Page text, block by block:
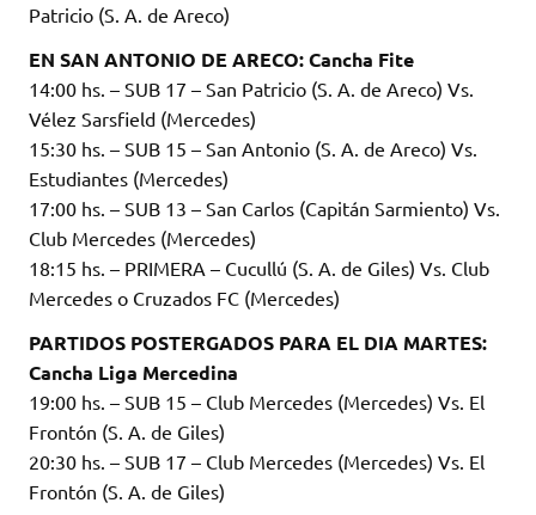
Patricio (S. A. de Areco)
EN SAN ANTONIO DE ARECO: Cancha Fite
14:00 hs. – SUB 17 – San Patricio (S. A. de Areco) Vs.
Vélez Sarsfield (Mercedes)
15:30 hs. – SUB 15 – San Antonio (S. A. de Areco) Vs.
Estudiantes (Mercedes)
17:00 hs. – SUB 13 – San Carlos (Capitán Sarmiento) Vs.
Club Mercedes (Mercedes)
18:15 hs. – PRIMERA – Cucullú (S. A. de Giles) Vs. Club
Mercedes o Cruzados FC (Mercedes)
PARTIDOS POSTERGADOS PARA EL DIA MARTES:
Cancha Liga Mercedina
19:00 hs. – SUB 15 – Club Mercedes (Mercedes) Vs. El
Frontón (S. A. de Giles)
20:30 hs. – SUB 17 – Club Mercedes (Mercedes) Vs. El
Frontón (S. A. de Giles)